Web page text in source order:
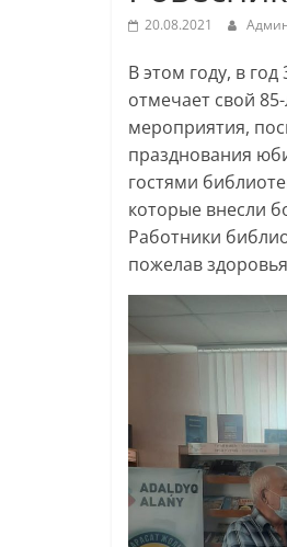
20.08.2021
В этом году, в
отмечает свой
мероприятия,
празднования
гостями
которые внесли
Работники
пожелав